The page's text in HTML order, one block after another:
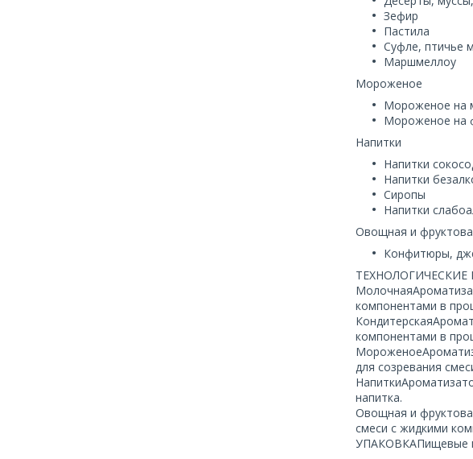
Зефир
Пастила
Суфле, птичье
Маршмеллоу
Мороженое
Мороженое на
Мороженое на
Напитки
Напитки
Напитки
Сиропы
Напитки
Овощная и
Конфитюры,
компонентами в
компонентами в
для созревания
напитка.
Овощная и
смеси с жидкими
УПАКОВКАПищевые